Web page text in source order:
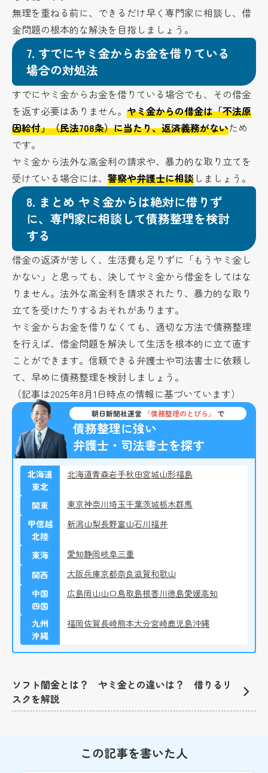
無理を重ねる前に、できるだけ早く専門家に相談し、借
金問題の根本的な解決を目指しましょう。
7. すでにヤミ金からお金を借りている
場合の対処法
すでにヤミ金からお金を借りている場合でも、その借金
を返す必要はありません。ヤミ金からの借金は「不法原
因給付」（民法708条）に当たり、返済義務がないため
です。
ヤミ金から法外な高金利の請求や、暴力的な取り立てを
受けている場合には、警察や弁護士に相談 しましょう。
8. まとめ ヤミ金からは絶対に借りず
に、専門家に相談して債務整理を検討
する
借金の返済が苦しく、生活費も足りずに「もうヤミ金し
かない」と思っても、決してヤミ金から借金をしてはな
りません。法外な高金利を請求されたり、暴力的な取り
立てを受けたりするおそれがあります。
ヤミ金からお金を借りなくても、適切な方法で債務整理
を行えば、借金問題を解決して生活を根本的に立て直す
ことができます。信頼できる弁護士や司法書士に依頼し
て、早めに債務整理を検討しましょう。
（記事は2025年8月1日時点の情報に基づいています）
朝日新聞社運営 「債務整理のとびら」 で
債務整理に強い
弁護士・司法書士を探す
北海道
東北
北海道青森岩手秋田宮城山形福島
関東 東京神奈川埼玉千葉茨城栃木群馬
甲信越
北陸
新潟山梨長野富山石川福井
東海 愛知静岡岐阜三重
関西
大阪兵庫京都奈良滋賀和歌山
中国
四国
広島岡山山口鳥取島根香川徳島愛媛高知
九州
沖縄
福岡佐賀長崎熊本大分宮崎鹿児島沖縄
ソフト闇金とは？ ヤミ金との違いは？ 借りるリ
スクを解説
この記事を書いた人